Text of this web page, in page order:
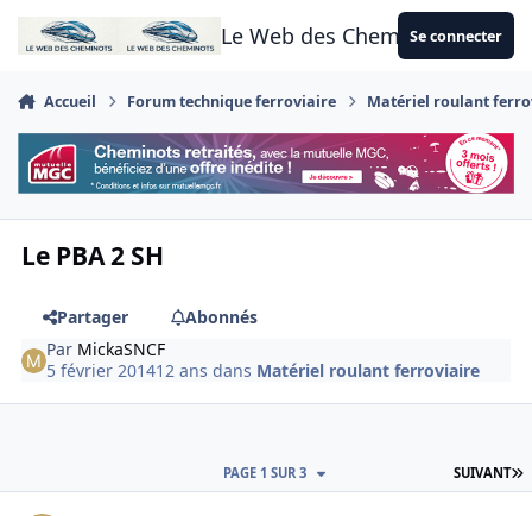
Aller au contenu
Le Web des CheminotsSe connecter
Accueil Forum technique ferroviaire Matériel roulant
Le PBA 2 SH
Partager
Abonnés
Par MickaSNCF
5 février 201412 ans dans Matériel roulant ferroviaire
SUIVANT
PAGE 1 SUR 3